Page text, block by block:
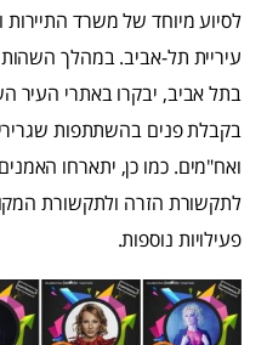
לסיוע מיוחד של משרד
עיריית תל-אביב. במהלך השהות
בתל אביב, יבקרו באתרי העיר
בקבלת פנים בהשתתפות
ואח"מים. כמו כן, יתארחו
לתקשורת הזרה ולתקשורת
פעילויות נוספות.